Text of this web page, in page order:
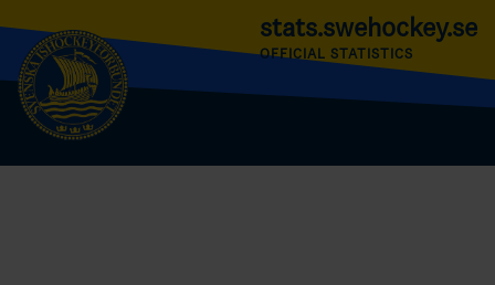
stats.swehockey.se
OFFICIAL STATISTICS